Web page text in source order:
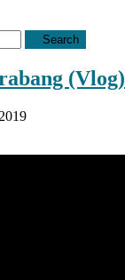
Search
(Vlog)